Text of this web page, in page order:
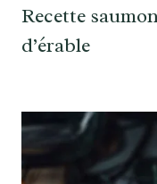
Recette
d’érable